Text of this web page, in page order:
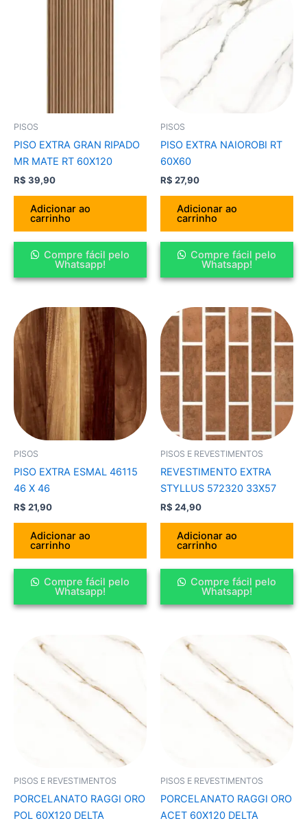
PISOS
PISO EXTRA GRAN RIPADO
MR MATE RT 60X120
R$ 39,90
Adicionar ao
carrinho
Compre fácil pelo
Whatsapp!
PISOS
PISO EXTRA NAIOROBI RT
60X60
R$ 27,90
Adicionar ao
carrinho
Compre fácil pelo
Whatsapp!
PISOS
PISO EXTRA ESMAL 46115
46 X 46
R$ 21,90
Adicionar ao
carrinho
Compre fácil pelo
Whatsapp!
PISOS E REVESTIMENTOS
REVESTIMENTO EXTRA
STYLLUS 572320 33X57
R$ 24,90
Adicionar ao
carrinho
Compre fácil pelo
Whatsapp!
PISOS E REVESTIMENTOS
PORCELANATO RAGGI ORO
POL 60X120 DELTA
PISOS E REVESTIMENTOS
PORCELANATO RAGGI ORO
ACET 60X120 DELTA